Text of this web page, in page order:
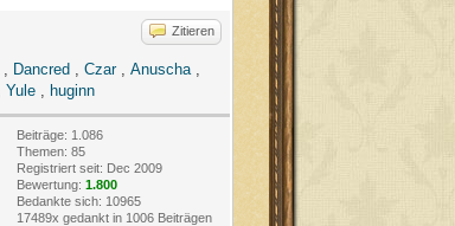
Zitieren
Dancred Czar, Anuscha
Yule huginn
Beiträge: 1.086
Themen: 85
Registriert seit: Dec 2009
Bewertung: 1.800
Bedankte sich: 10965
17489x gedankt in 1006 Beiträgen